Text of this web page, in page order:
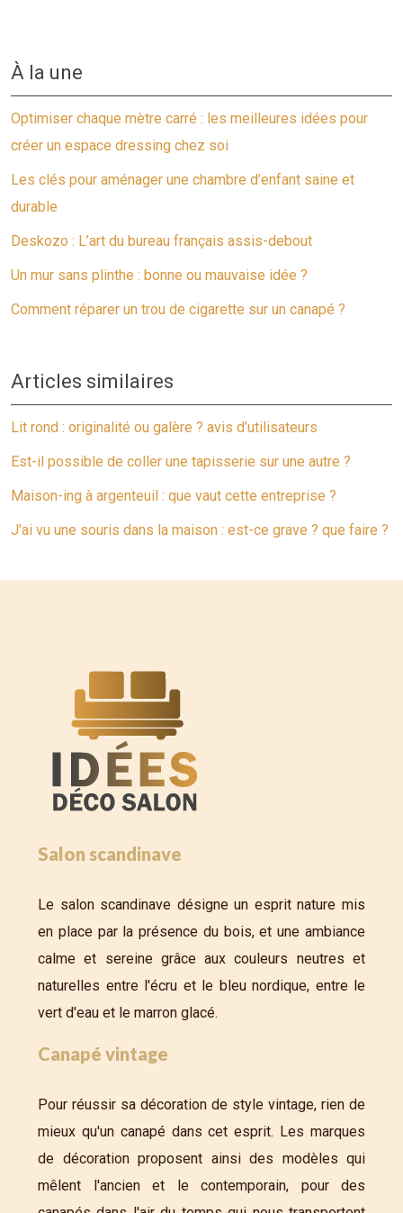
À la une
Optimiser chaque mètre carré : les meilleures idées pour
créer un espace dressing chez soi
Les clés pour aménager une chambre d’enfant saine et
durable
Deskozo : L’art du bureau français assis-debout
Un mur sans plinthe : bonne ou mauvaise idée ?
Comment réparer un trou de cigarette sur un canapé ?
Articles similaires
Lit rond : originalité ou galère ? avis d’utilisateurs
Est-il possible de coller une tapisserie sur une autre ?
Maison-ing à argenteuil : que vaut cette entreprise ?
J’ai vu une souris dans la maison : est-ce grave ? que faire ?
Salon scandinave
Le salon scandinave désigne un esprit nature mis
en place par la présence du bois, et une ambiance
calme et sereine grâce aux couleurs neutres et
naturelles entre l'écru et le bleu nordique, entre le
vert d'eau et le marron glacé.
Canapé vintage
Pour réussir sa décoration de style vintage, rien de
mieux qu'un canapé dans cet esprit. Les marques
de décoration proposent ainsi des modèles qui
mêlent l'ancien et le contemporain, pour des